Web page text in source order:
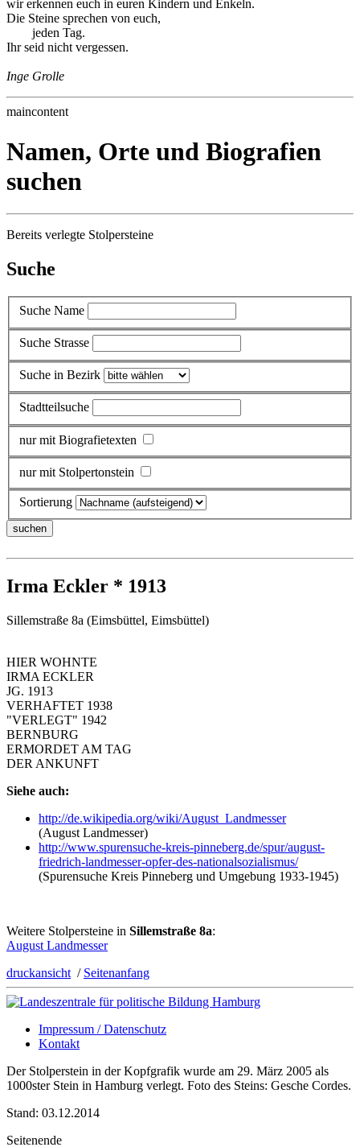
wir erkennen euch in euren Kindern und Enkeln.
Die Steine sprechen von euch,
jeden Tag.
Ihr seid nicht vergessen.
Inge Grolle
maincontent
Namen, Orte und Biografien
suchen
Bereits verlegte Stolpersteine
Suche
Suche Name
Suche Strasse
Suche in Bezirk
Stadtteilsuche
nur mit Biografietexten
nur mit Stolpertonstein
Sortierung
Irma Eckler * 1913
Sillemstraße 8a (Eimsbüttel, Eimsbüttel)
HIER WOHNTE
IRMA ECKLER
JG. 1913
VERHAFTET 1938
"VERLEGT" 1942
BERNBURG
ERMORDET AM TAG
DER ANKUNFT
Siehe auch:
http://de.wikipedia.org/wiki/August_Landmesser
(August Landmesser)
http://www.spurensuche-kreis-pinneberg.de/spur/august-
friedrich-landmesser-opfer-des-nationalsozialismus/
(Spurensuche Kreis Pinneberg und Umgebung 1933-1945)
Weitere Stolpersteine in Sillemstraße 8a:
August Landmesser
druckansicht / Seitenanfang
Impressum / Datenschutz
Kontakt
Der Stolperstein in der Kopfgrafik wurde am 29. März 2005 als
1000ster Stein in Hamburg verlegt. Foto des Steins: Gesche Cordes.
Stand: 03.12.2014
Seitenende